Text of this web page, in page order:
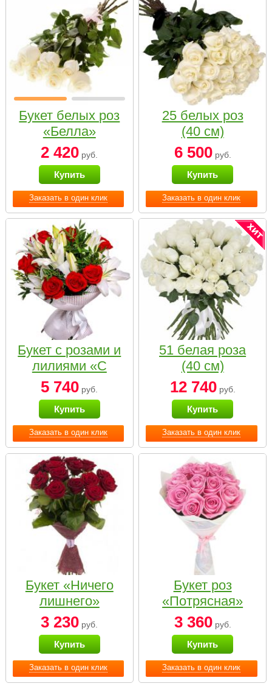
Заказать в один клик
Букет белых роз
«Белла»
2 420 руб.
Купить
Заказать в один клик
25 белых роз
(40 см)
6 500руб.
Купить
Заказать в один клик
Букет с розами и
лилиями «С
наилучшими
пожеланиями»
5 740 руб.
Купить
Заказать в один клик
51 белая роза
(40 см)
12 740руб.
Купить
Заказать в один клик
Букет «Ничего
лишнего»
3 230 руб.
Купить
Заказать в один клик
Букет роз
«Потрясная»
3 360руб.
Купить